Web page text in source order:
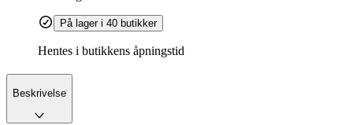
På lager i 40 butikker
Hentes i butikkens åpningstid
Beskrivelse